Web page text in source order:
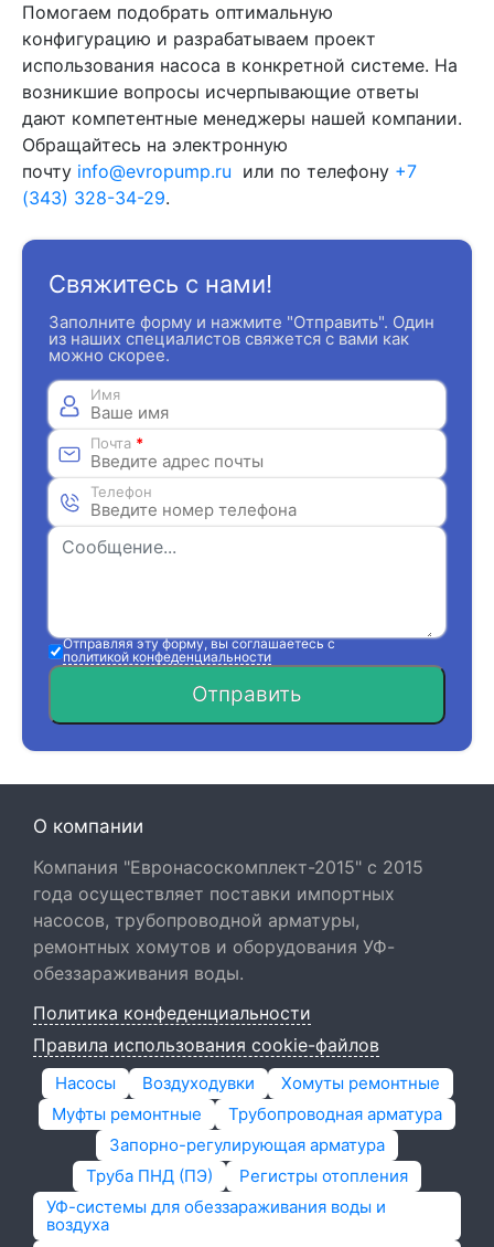
Помогаем подобрать оптимальную
конфигурацию и разрабатываем проект
использования насоса в конкретной системе. На
возникшие вопросы исчерпывающие ответы
дают компетентные менеджеры нашей компании.
Обращайтесь на электронную
почту info@evropump.ru или по телефону +7
(343) 328-34-29.
Свяжитесь с нами!
Заполните форму и нажмите "Отправить". Один
из наших специалистов свяжется с вами как
можно скорее.
Имя
Почта *
Телефон
Отправляя эту форму, вы соглашаетесь с
политикой конфеденциальности
Отправить
О компании
Компания "Евронасоскомплект-2015" с 2015
года осуществляет поставки импортных
насосов, трубопроводной арматуры,
ремонтных хомутов и оборудования УФ-
обеззараживания воды.
Политика конфеденциальности
Правила использования cookie-файлов
Насосы Воздуходувки
Хомуты ремонтные
Муфты ремонтные
Трубопроводная арматура
Запорно-регулирующая арматура
Труба ПНД (ПЭ)
Регистры отопления
УФ-системы для обеззараживания воды и
воздуха